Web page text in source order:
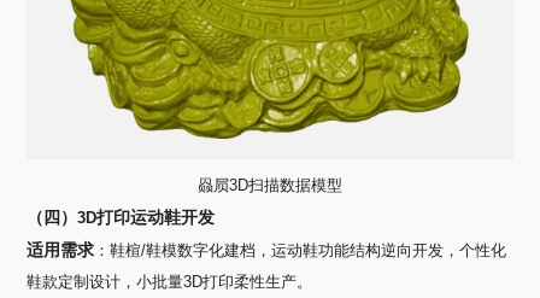
赑屃3D扫描数据模型
（四）3D打印运动鞋开发
适用需求 ：鞋楦/鞋模数字化建档，运动鞋功能结构逆向开发，个性化
鞋款定制设计，小批量3D打印柔性生产。